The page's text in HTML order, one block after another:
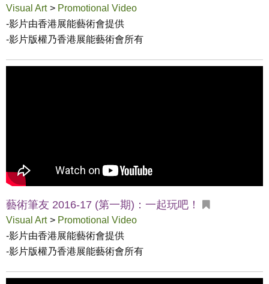
Visual Art > Promotional Video
-影片由香港展能藝術會提供
-影片版權乃香港展能藝術會所有
藝術筆友 2016-17 (第一期)：一起玩吧！
Visual Art > Promotional Video
-影片由香港展能藝術會提供
-影片版權乃香港展能藝術會所有